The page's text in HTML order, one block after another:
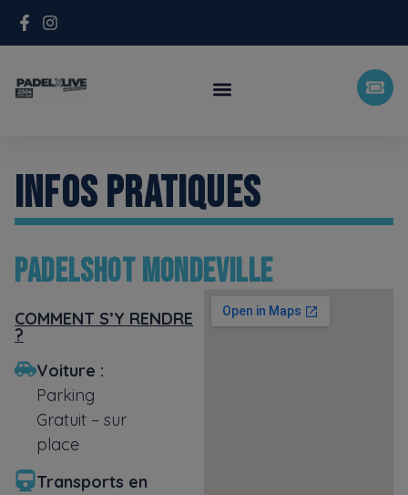
INFOS PRATIQUES
PADELSHOT MONDEVILLE
COMMENT S’Y RENDRE
?
Voiture :
Parking
Gratuit – sur
place
Transports en